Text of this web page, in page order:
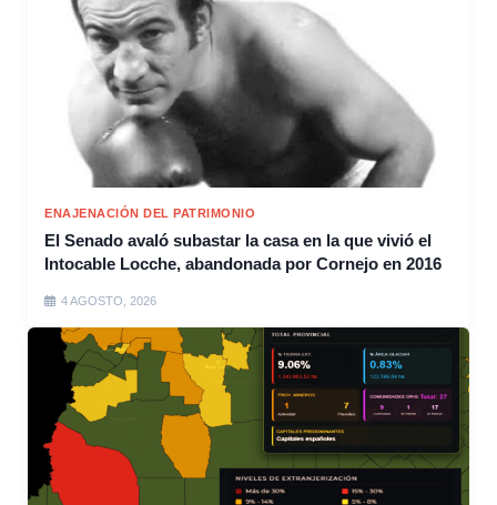
ENAJENACIÓN DEL PATRIMONIO
El Senado avaló subastar la casa en la que vivió el
Intocable Locche, abandonada por Cornejo en 2016
4 AGOSTO, 2026